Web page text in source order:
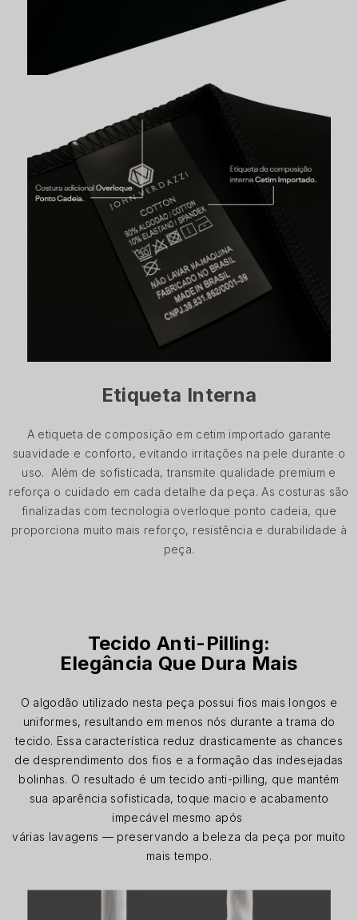
Etiqueta Interna
A etiqueta de composição em cetim importado garante
suavidade e conforto, evitando irritações na pele durante o
uso. Além de sofisticada, transmite qualidade premium e
reforça o cuidado em cada detalhe da peça. As costuras são
finalizadas com tecnologia overloque ponto cadeia, que
proporciona muito mais reforço, resistência e durabilidade à
peça.
Tecido Anti-Pilling:
Elegância Que Dura Mais
O algodão utilizado nesta peça possui fios mais longos e
uniformes, resultando em menos nós durante a trama do
tecido. Essa característica reduz drasticamente as chances
de desprendimento dos fios e a formação das indesejadas
bolinhas. O resultado é um tecido anti-pilling, que mantém
sua aparência sofisticada, toque macio e acabamento
impecável mesmo após
várias lavagens — preservando a beleza da peça por muito
mais tempo.